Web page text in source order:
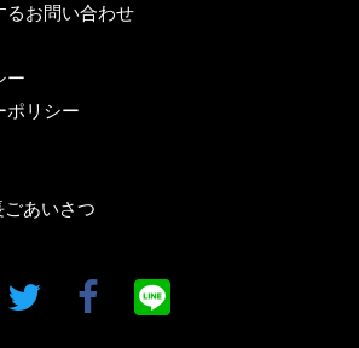
るお問い合わせ
ー
ポリシー
あいさつ